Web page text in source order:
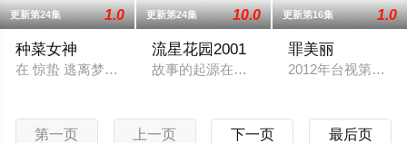
更新第24集 1.0
种菜女神
在 惊蛰 逃离梦想，在 立夏 相知相遇；在 大暑 众叛亲离，在 大
更新第24集 10.0
流星花园2001
故事的起源在一所超级白金学院，它是四
更新第16集 1.0
罪美丽
2012年台视第五部
第一页 上一页 下一页 最后页